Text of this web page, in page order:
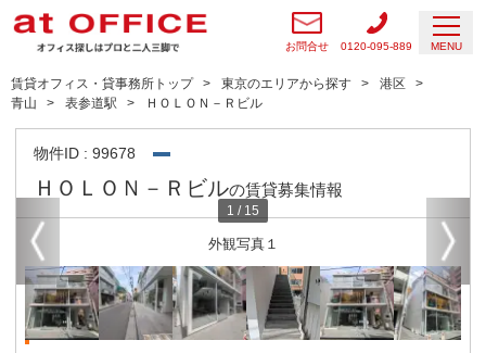
お問合せ 0120-095-889 MENU
賃貸オフィス・貸事務所トップ 東京のエリアから探す
港区
青山
表参道駅 ＨＯＬＯＮ－Ｒビル
物件ID : 99678
ＨＯＬＯＮ－Ｒビルの賃貸募集情報
外観写真１
1 / 15